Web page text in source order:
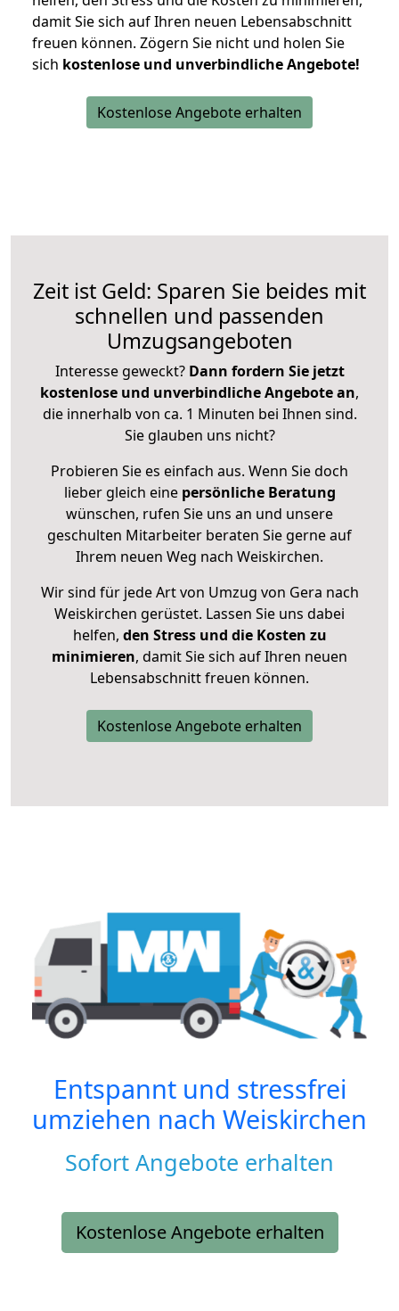
damit Sie sich auf Ihren neuen Lebensabschnitt
freuen können. Zögern Sie nicht und holen Sie
sich kostenlose und unverbindliche Angebote!
Kostenlose Angebote erhalten
Zeit ist Geld: Sparen Sie beides mit
schnellen und passenden
Umzugsangeboten
Interesse geweckt? Dann fordern Sie jetzt
kostenlose und unverbindliche Angebote an,
die innerhalb von ca. 1 Minuten bei Ihnen sind.
Sie glauben uns nicht?
Probieren Sie es einfach aus. Wenn Sie doch
lieber gleich eine persönliche Beratung
wünschen, rufen Sie uns an und unsere
geschulten Mitarbeiter beraten Sie gerne auf
Ihrem neuen Weg nach Weiskirchen.
Wir sind für jede Art von Umzug von Gera nach
Weiskirchen gerüstet. Lassen Sie uns dabei
helfen, den Stress und die Kosten zu
minimieren, damit Sie sich auf Ihren neuen
Lebensabschnitt freuen können.
Kostenlose Angebote erhalten
Entspannt und stressfrei
umziehen nach Weiskirchen
Sofort Angebote erhalten
Kostenlose Angebote erhalten